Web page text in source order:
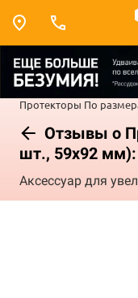
Протекторы По
Отзывы о
шт., 59x92
Аксессуар для